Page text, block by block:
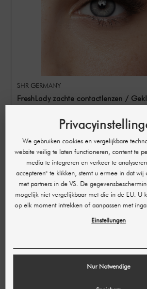
SHR GERMANY
FreshLady zachte contactlenzen /
contactlenzen zonder voorschrift
€ 18,20
-€ 3,05
We gebruiken cookies en vergelijkbare
website veilig te laten functioneren, content te
media te integreren en verkeer te
accepteren" te klikken, stemt u ermee in dat wij
met partners in de VS. De
mogelijk niet vergelijkbaar met die in de EU. U
op elk moment intrekken of aanpassen met
Einstellungen
Nur Notwendige